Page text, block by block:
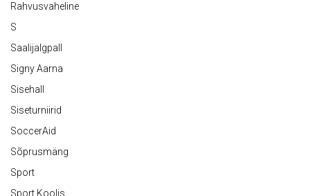
Rahvusvaheline
S
Saalijalgpall
Signy Aarna
Sisehall
Siseturniirid
SoccerAid
Sõprusmäng
Sport
Sport Koolis